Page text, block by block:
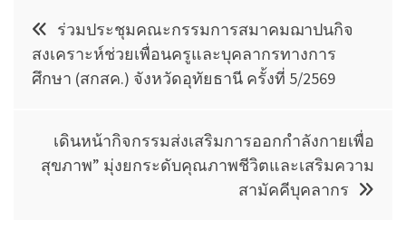
แนะแนว
เรื่อง
ร่วมประชุมคณะกรรมการสมาคมฌาปนกิจ
สงเคราะห์ช่วยเพื่อนครูและบุคลากรทางการ
ศึกษา (สกสค.) จังหวัดอุทัยธานี ครั้งที่ 5/2569
เดินหน้ากิจกรรมส่งเสริมการออกกำลังกายเพื่อ
สุขภาพ” มุ่งยกระดับคุณภาพชีวิตและเสริมความ
สามัคคีบุคลากร